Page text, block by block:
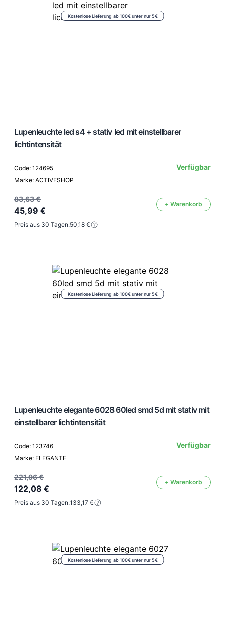
Kostenlose Lieferung ab 100€ unter nur 5€
Lupenleuchte led s4 + stativ led mit einstellbarer
lichtintensität
Code: 124695
Marke: ACTIVESHOP
Verfügbar
83,63 €
45,99 €
+ Warenkorb
Preis aus 30 Tagen:50,18 €
Kostenlose Lieferung ab 100€ unter nur 5€
Lupenleuchte elegante 6028 60led smd 5d mit stativ mit
einstellbarer lichtintensität
Code: 123746
Marke: ELEGANTE
Verfügbar
221,96 €
122,08 €
+ Warenkorb
Preis aus 30 Tagen:133,17 €
Kostenlose Lieferung ab 100€ unter nur 5€